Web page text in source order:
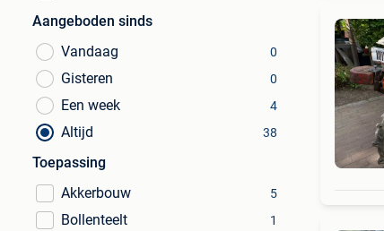
Aangeboden sinds
Vandaag
0
Gisteren 0
Een week 4
Altijd 38
Toepassing
Akkerbouw
5
Bollenteelt 1